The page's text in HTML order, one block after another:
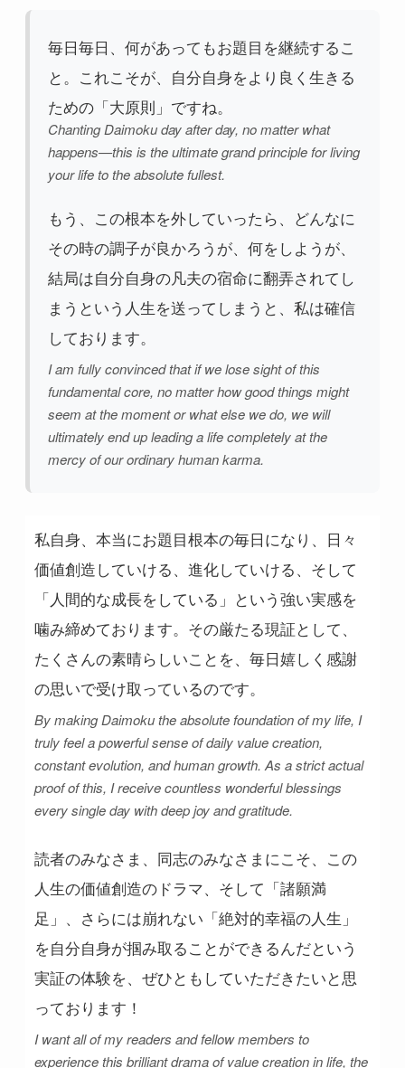
毎日毎日、何があってもお題目を継続するこ
と。これこそが、自分自身をより良く生きる
ための「大原則」ですね。
Chanting Daimoku day after day, no matter what
happens—this is the ultimate grand principle for living
your life to the absolute fullest.
もう、この根本を外していったら、どんなに
その時の調子が良かろうが、何をしようが、
結局は自分自身の凡夫の宿命に翻弄されてし
まうという人生を送ってしまうと、私は確信
しております。
I am fully convinced that if we lose sight of this
fundamental core, no matter how good things might
seem at the moment or what else we do, we will
ultimately end up leading a life completely at the
mercy of our ordinary human karma.
私自身、本当にお題目根本の毎日になり、日々
価値創造していける、進化していける、そして
「人間的な成長をしている」という強い実感を
噛み締めております。その厳たる現証として、
たくさんの素晴らしいことを、毎日嬉しく感謝
の思いで受け取っているのです。
By making Daimoku the absolute foundation of my life, I
truly feel a powerful sense of daily value creation,
constant evolution, and human growth. As a strict actual
proof of this, I receive countless wonderful blessings
every single day with deep joy and gratitude.
読者のみなさま、同志のみなさまにこそ、この
人生の価値創造のドラマ、そして「諸願満
足」、さらには崩れない「絶対的幸福の人生」
を自分自身が掴み取ることができるんだという
実証の体験を、ぜひともしていただきたいと思
っております！
I want all of my readers and fellow members to
experience this brilliant drama of value creation in life, the